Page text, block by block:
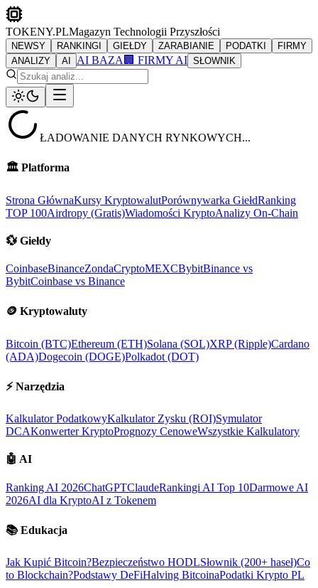
TOKENY.PLMagazyn Technologii Przyszłości
NEWSY RANKINGI GIEŁDY ZARABIANIE PODATKI
FIRMY
ANALIZY
AI AI BAZA 🏢 FIRMY AI SŁOWNIK
ŁADOWANIE DANYCH RYNKOWYCH...
🏛️ Platforma
Strona GłównaKursy KryptowalutPorównywarka GiełdRanking
TOP 100Airdropy (Gratis)Wiadomości KryptoAnalizy On-Chain
💱 Giełdy
CoinbaseBinanceZondaCryptoMEXCBybitBinance vs
BybitCoinbase vs Binance
🪙 Kryptowaluty
Bitcoin (BTC)Ethereum (ETH)Solana (SOL)XRP (Ripple)Cardano
(ADA)Dogecoin (DOGE)Polkadot (DOT)
⚡ Narzędzia
Kalkulator PodatkowyKalkulator Zysku (ROI)Symulator
DCAKonwerter KryptoPrognozy CenoweWszystkie Kalkulatory
🤖 AI
Ranking AI 2026ChatGPTClaudeRankingi AI Top 10Darmowe AI
2026AI dla KryptoAI z Tokenem
📚 Edukacja
Jak Kupić Bitcoin?Bezpieczeństwo HODLSłownik (200+ haseł)Co
to Blockchain?Podstawy DeFiHalving BitcoinaPodatki Krypto PL